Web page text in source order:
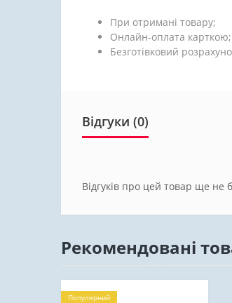
При отримані товару;
Онлайн-оплата карткою;
Безготівковий
Відгуки (0)
Відгуків про цей товар ще не
Рекомендовані
Популярний